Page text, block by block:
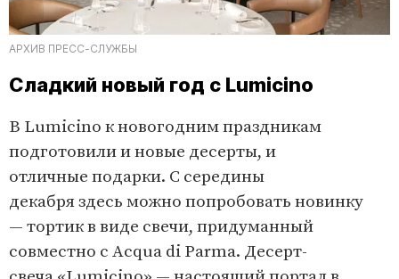
АРХИВ ПРЕСС-СЛУЖБЫ
Сладкий новый год с Lumicino
В Lumicino к новогодним праздникам
подготовили и новые десерты, и
отличные подарки. С середины
декабря здесь можно попробовать новинку
— тортик в виде свечи, придуманный
совместно с Acqua di Parma. Десерт-